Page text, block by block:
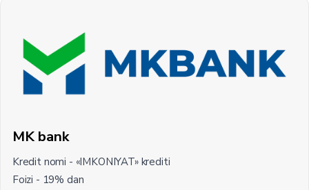
MK bank
Kredit nomi - «IMKONIYAT» krediti
Foizi - 19% dan